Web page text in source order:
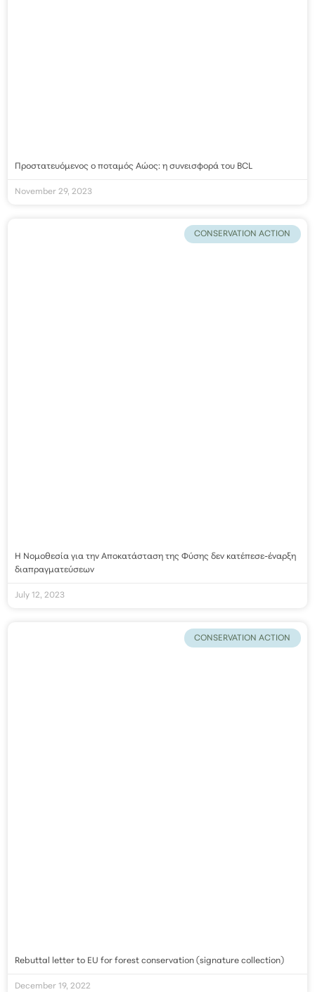
Προστατευόμενος ο ποταμός Αώος: η συνεισφορά του BCL
November 29, 2023
CONSERVATION ACTION
Η Νομοθεσία για την Αποκατάσταση της Φύσης δεν κατέπεσε-έναρξη
διαπραγματεύσεων
July 12, 2023
CONSERVATION ACTION
Rebuttal letter to EU for forest conservation (signature collection)
December 19, 2022